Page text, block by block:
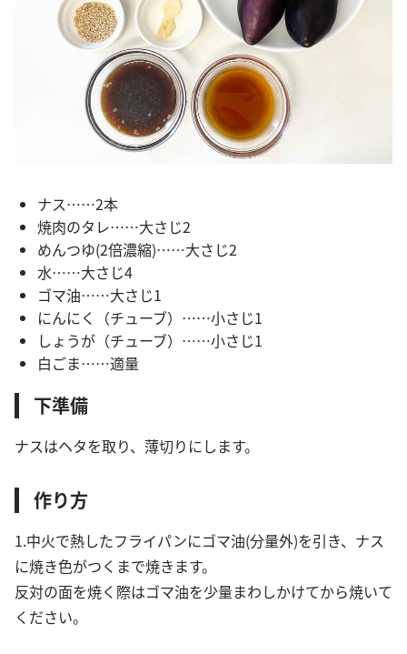
ナス……2本
焼肉のタレ……大さじ2
めんつゆ(2倍濃縮)……大さじ2
水……大さじ4
ゴマ油……大さじ1
にんにく（チューブ）……小さじ1
しょうが（チューブ）……小さじ1
白ごま……適量
下準備
ナスはヘタを取り、薄切りにします。
作り方
1.中火で熱したフライパンにゴマ油(分量外)を引き、ナス
に焼き色がつくまで焼きます。
反対の面を焼く際はゴマ油を少量まわしかけてから焼いて
ください。